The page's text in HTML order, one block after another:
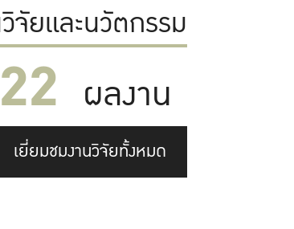
จัยและนวัตกรรม
ผลงาน
เยี่ยมชมงานวิจัยทั้งหมด